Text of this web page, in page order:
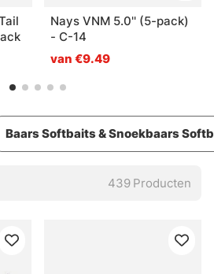
Nays VNM 5.0'' (5-pack)
- C-14
van €9.49
Baars Softbaits & Snoekbaars
439 Producten